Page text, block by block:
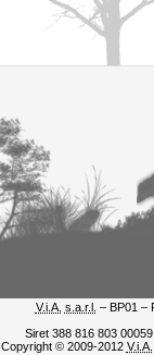
V.i.A. s.a.r.l. – BP01 –
Siret 388 816 803
Copyright © 2009-2012 V.i.A.